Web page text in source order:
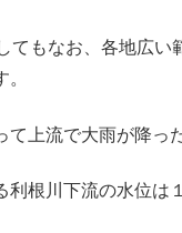
てもなお、各地広い
て上流で大雨が降っ
利根川下流の水位は